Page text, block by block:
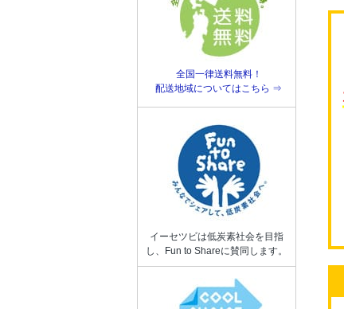
全国一律送料無料！
配送地域についてはこちら ⇒
イーセツビは低炭素社会を目指
し、Fun to Shareに賛同します。